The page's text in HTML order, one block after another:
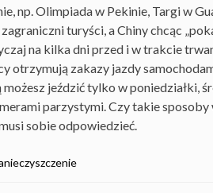
np. Olimpiada w Pekinie, Targi w
turyści, a Chiny chcąc
na kilka dni przed i w trakcie
otrzymują zakazy jazdy
jeździć tylko w poniedziałki,
parzystymi. Czy takie
sobie odpowiedzieć.